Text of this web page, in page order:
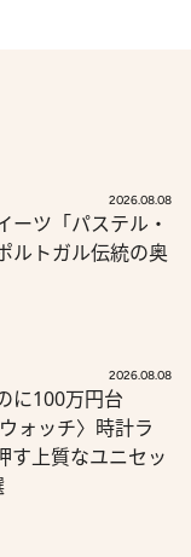
2026.08.08
ーツ「パステル・
ルトガル伝統の奥
2026.08.08
に100万円台
ォッチ〉時計ラ
す上質なユニセッ